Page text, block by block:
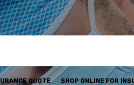
QUOTE SHOP ONLINE FOR